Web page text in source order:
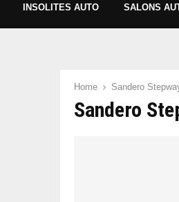
INSOLITES AUTO SALONS
Home Sandero
Sandero